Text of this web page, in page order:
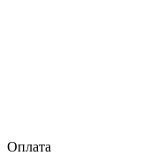
Оплата